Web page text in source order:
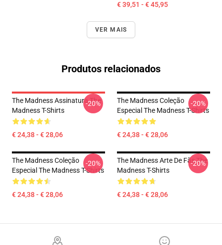
€ 39,51 - € 45,95
VER MAIS
Produtos relacionados
The Madness Assinatura The
Madness T-Shirts
€ 24,38 - € 28,06
-20%
The Madness Coleção
Especial The Madness T-Shirts
€ 24,38 - € 28,06
-20%
The Madness Coleção
Especial The Madness T-Shirts
€ 24,38 - € 28,06
-20%
The Madness Arte De Fãs The
Madness T-Shirts
€ 24,38 - € 28,06
-20%